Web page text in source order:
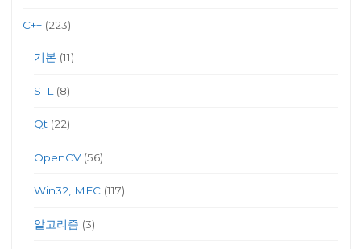
C++ (223)
기본 (11)
STL (8)
Qt(22)
OpenCV(56)
Win32, MFC(117)
알고리즘 (3)